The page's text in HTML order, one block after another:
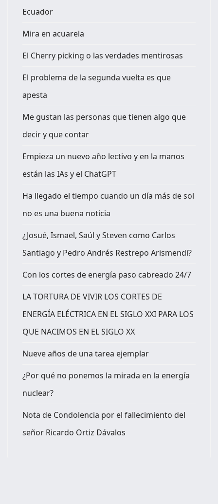
Ecuador
Mira en acuarela
El Cherry picking o las verdades mentirosas
El problema de la segunda vuelta es que
apesta
Me gustan las personas que tienen algo que
decir y que contar
Empieza un nuevo año lectivo y en la manos
están las IAs y el ChatGPT
Ha llegado el tiempo cuando un día más de sol
no es una buena noticia
¿Josué, Ismael, Saúl y Steven como Carlos
Santiago y Pedro Andrés Restrepo Arismendi?
Con los cortes de energía paso cabreado 24/7
LA TORTURA DE VIVIR LOS CORTES DE
ENERGÍA ELÉCTRICA EN EL SIGLO XXI PARA LOS
QUE NACIMOS EN EL SIGLO XX
Nueve años de una tarea ejemplar
¿Por qué no ponemos la mirada en la energía
nuclear?
Nota de Condolencia por el fallecimiento del
señor Ricardo Ortiz Dávalos